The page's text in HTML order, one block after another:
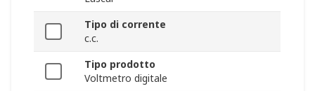
Tipo di corrente
c.c.
Tipo prodotto
Voltmetro digitale